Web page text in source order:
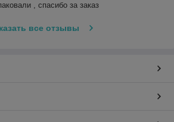
, спасибо за заказ
все отзывы